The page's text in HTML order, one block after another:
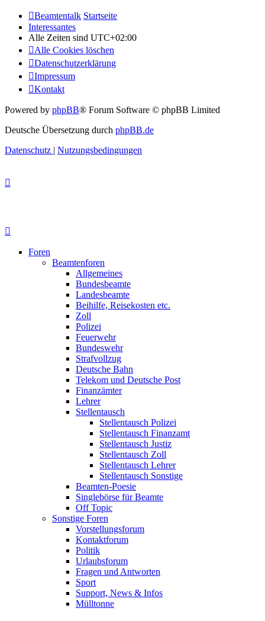
Beamtentalk Startseite
Interessantes
Alle Zeiten sind UTC+02:00
Alle Cookies löschen
Datenschutzerklärung
Impressum
Kontakt
Powered by phpBB® Forum Software © phpBB Limited
Deutsche Übersetzung durch phpBB.de
Datenschutz | Nutzungsbedingungen
Foren
Beamtenforen
Allgemeines
Bundesbeamte
Landesbeamte
Beihilfe, Reisekosten etc.
Zoll
Polizei
Feuerwehr
Bundeswehr
Strafvollzug
Deutsche Bahn
Telekom und Deutsche Post
Finanzämter
Lehrer
Stellentausch
Stellentausch Polizei
Stellentausch Finanzamt
Stellentausch Justiz
Stellentausch Zoll
Stellentausch Lehrer
Stellentausch Sonstige
Beamten-Poesie
Singlebörse für Beamte
Off Topic
Sonstige Foren
Vorstellungsforum
Kontaktforum
Politik
Urlaubsforum
Fragen und Antworten
Sport
Support, News & Infos
Mülltonne